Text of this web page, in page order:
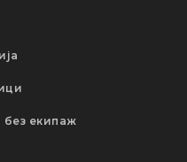
екипаж